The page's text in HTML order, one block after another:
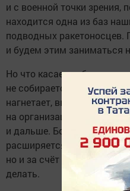
и с военной точки зрения,
находится одна из баз
подводных
и будем этим заниматься
Но что касается билетов,
не собирается отменять.
нагнетает, выдавливая из
на организацию этих
и дальше. Больше того,
расширяется, не только
но и за счёт других
делать.